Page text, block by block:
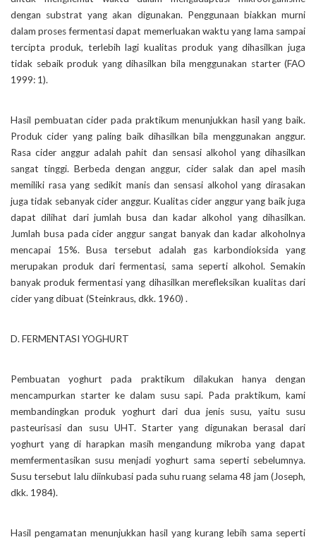
dengan substrat yang akan digunakan. Penggunaan biakkan murni
dalam proses fermentasi dapat memerluakan waktu yang lama sampai
tercipta produk, terlebih lagi kualitas produk yang dihasilkan juga
tidak sebaik produk yang dihasilkan bila menggunakan starter (FAO
1999: 1).
Hasil pembuatan cider pada praktikum menunjukkan hasil yang baik.
Produk cider yang paling baik dihasilkan bila menggunakan anggur.
Rasa cider anggur adalah pahit dan sensasi alkohol yang dihasilkan
sangat tinggi. Berbeda dengan anggur, cider salak dan apel masih
memiliki rasa yang sedikit manis dan sensasi alkohol yang dirasakan
juga tidak sebanyak cider anggur. Kualitas cider anggur yang baik juga
dapat dilihat dari jumlah busa dan kadar alkohol yang dihasilkan.
Jumlah busa pada cider anggur sangat banyak dan kadar alkoholnya
mencapai 15%. Busa tersebut adalah gas karbondioksida yang
merupakan produk dari fermentasi, sama seperti alkohol. Semakin
banyak produk fermentasi yang dihasilkan merefleksikan kualitas dari
cider yang dibuat (Steinkraus, dkk. 1960) .
D. FERMENTASI YOGHURT
Pembuatan yoghurt pada praktikum dilakukan hanya dengan
mencampurkan starter ke dalam susu sapi. Pada praktikum, kami
membandingkan produk yoghurt dari dua jenis susu, yaitu susu
pasteurisasi dan susu UHT. Starter yang digunakan berasal dari
yoghurt yang di harapkan masih mengandung mikroba yang dapat
memfermentasikan susu menjadi yoghurt sama seperti sebelumnya.
Susu tersebut lalu diinkubasi pada suhu ruang selama 48 jam (Joseph,
dkk. 1984).
Hasil pengamatan menunjukkan hasil yang kurang lebih sama seperti